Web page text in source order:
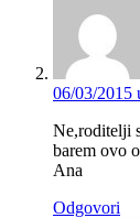
06/03/2015
Ne,roditelji
barem ovo
Ana
Odgovori